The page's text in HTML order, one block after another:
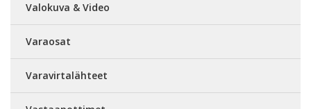
Valokuva & Video
Varaosat
Varavirtalähteet